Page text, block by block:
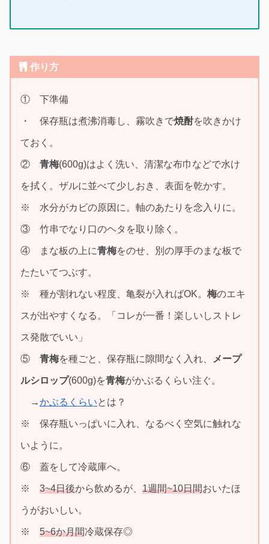
作り方
① 下準備
・ 保存瓶は煮沸消毒し、霧吹きで焼酎を吹きかけ
ておく。
② 青梅(600g)はよく洗い、清潔な布巾などで水け
を拭く。ザルに並べて少しおき、表面を乾かす。
※ 水分がカビの原因に。軸のあたりを念入りに。
③ 竹串でなり口のヘタを取り除く。
④ まな板の上に青梅をのせ、別の厚手のまな板で
たたいてつぶす。
※ 種が割れない程度、亀裂が入ればOK。 梅のエキ
スが出やすくなる。「コレが一番！楽しいしストレ
ス発散でいい」
⑤ 青梅を種ごと、保存瓶に隙間なく入れ、 メープ
ルシロップ(600g)を青梅がかぶるくらい注ぐ。
→かぶるくらいとは？
※ 保存瓶いっぱいに入れ、なるべく空気に触れな
いように。
⑥ 蓋をして冷蔵庫へ。
※ 3~4日後から飲めるが、 1週間~10日間おいたほ
うがおいしい。
※ 5~6か月間冷蔵保存◎